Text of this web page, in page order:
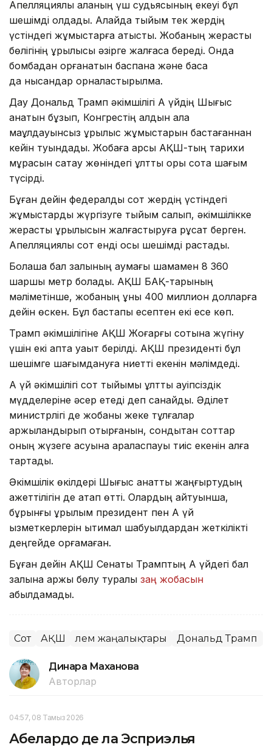
Апелляциялық алқаның үш судьясының екеуі бұл
шешімді қолдады. Алайда тыйым тек жердің
үстіндегі жұмыстарға қатысты. Жобаның жерасты
бөлігінің құрылысы әзірге жалғаса береді. Онда
бомбадан қорғанатын баспана және басқа
да нысандар орналастырылмақ.
Дау Дональд Трамп әкімшілігі Ақ үйдің Шығыс
қанатын бұзып, Конгрестің алдын ала
мақұлдауынсыз құрылыс жұмыстарын бастағаннан
кейін туындады. Жобаға қарсы АҚШ-тың тарихи
мұрасын сақтау жөніндегі ұлттық қоры сотқа шағым
түсірді.
Бұған дейін федералдық сот жердің үстіндегі
жұмыстарды жүргізуге тыйым салып, әкімшілікке
жерасты құрылысын жалғастыруға рұқсат берген.
Апелляциялық сот енді осы шешімді растады.
Болашақ бал залының аумағы шамамен 8 360
шаршы метр болады. АҚШ БАҚ-тарының
мәліметінше, жобаның құны 400 миллион долларға
дейін өскен. Бұл бастапқы есептен екі есе көп.
Трамп әкімшілігіне АҚШ Жоғарғы сотына жүгіну
үшін екі апта уақыт берілді. АҚШ президенті бұл
шешімге шағымдануға ниетті екенін мәлімдеді.
Ақ үй әкімшілігі сот тыйымы ұлттық қауіпсіздік
мүдделеріне әсер етеді деп санайды. Әділет
министрлігі де жобаны жеке тұлғалар
қаржыландырып отырғанын, сондықтан соттар
оның жүзеге асуына араласпауы тиіс екенін алға
тартады.
Әкімшілік өкілдері Шығыс қанатты жаңғыртудың
қажеттілігін де атап өтті. Олардың айтуынша,
бұрынғы құрылым президент пен Ақ үй
қызметкерлерін ықтимал шабуылдардан жеткілікті
деңгейде қорғамаған.
Бұған дейін АҚШ Сенаты Трамптың Ақ үйдегі бал
залына қаржы бөлу туралы заң жобасын
қабылдамады.
Сот АҚШ Әлем жаңалықтары Дональд Трамп
Динара Маханова
Авторлар
04:57, 08 Тамыз 2026
Абелардо де ла Эсприэлья